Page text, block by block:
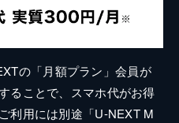
の「月額プラン」会員が
ることで、スマホ代がお得
利用には別途「U-NEXT M